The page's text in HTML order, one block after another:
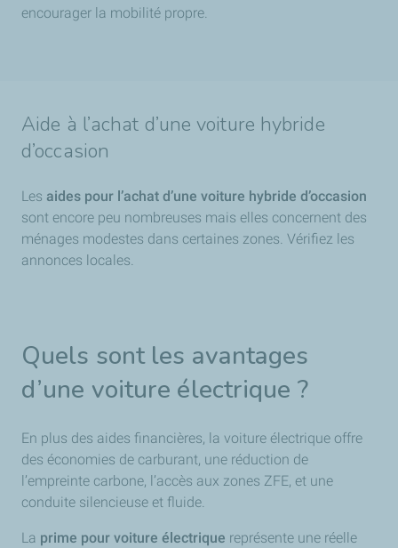
encourager la mobilité propre.
Aide à l’achat d’une voiture hybride
d’occasion
Les aides pour l’achat d’une voiture hybride d’occasion
sont encore peu nombreuses mais elles concernent des
ménages modestes dans certaines zones. Vérifiez les
annonces locales.
Quels sont les avantages
d’une voiture électrique ?
En plus des aides financières, la voiture électrique offre
des économies de carburant, une réduction de
l’empreinte carbone, l’accès aux zones ZFE, et une
conduite silencieuse et fluide.
La prime pour voiture électrique représente une réelle